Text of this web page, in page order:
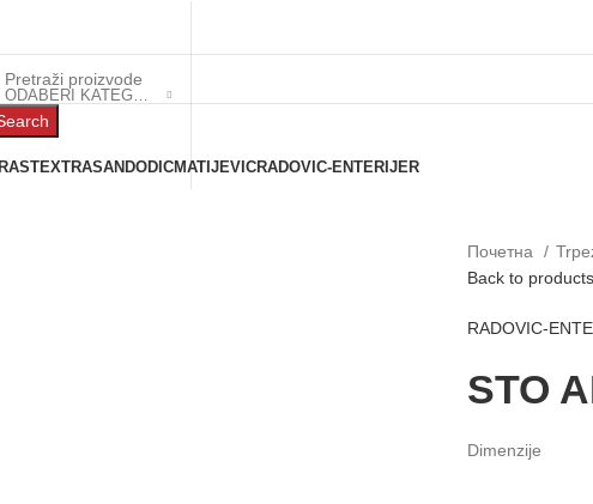
EXTRASANDODICMATIJEVICRADOVIC-ENTERIJER
Почетна
Back to products
RADOVIC-
STO
Dimenzije